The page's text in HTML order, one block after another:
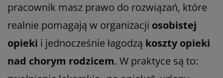
pracownik masz prawo do rozwiązań, które
realnie pomagają w organizacji osobistej
opieki i jednocześnie łagodzą koszty opieki
nad chorym rodzicem. W praktyce są to: